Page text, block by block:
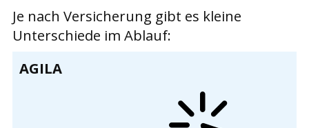
Je nach Versicherung gibt es kleine
Unterschiede im Ablauf:
AGILA